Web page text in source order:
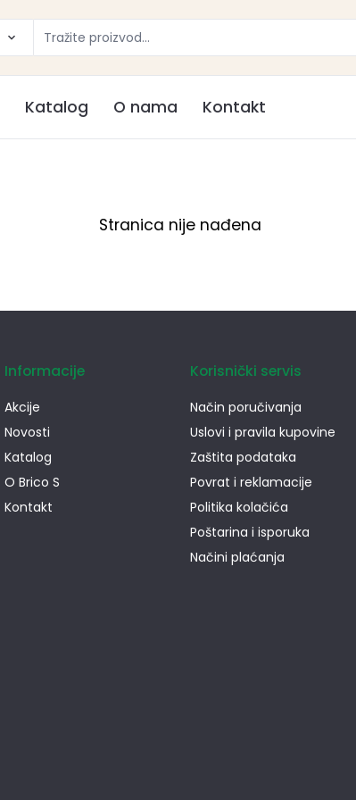
Katalog O nama Kontakt
Stranica nije nađena
Informacije
Akcije
Novosti
Katalog
O Brico S
Kontakt
Korisnički servis
Način poručivanja
Uslovi i pravila kupovine
Zaštita podataka
Povrat i reklamacije
Politika kolačića
Poštarina i isporuka
Načini plaćanja